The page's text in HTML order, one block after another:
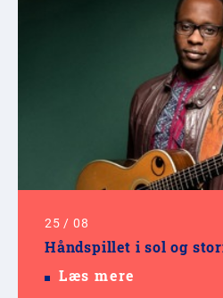
25 / 08
Håndspillet i sol og
Læs mere